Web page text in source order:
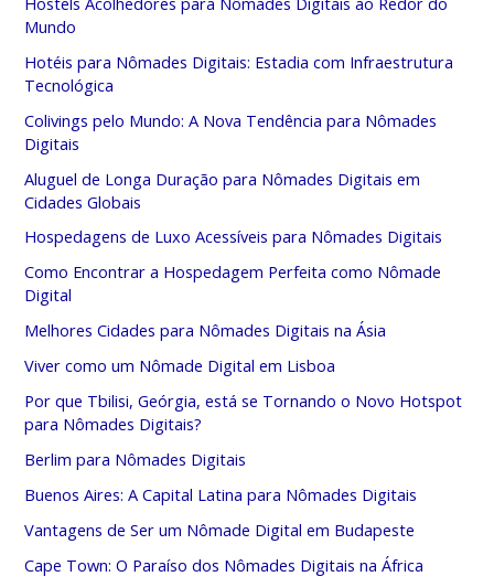
Mundo
Hotéis para Nômades Digitais: Estadia com Infraestrutura
Tecnológica
Colivings pelo Mundo: A Nova Tendência para Nômades
Digitais
Aluguel de Longa Duração para Nômades Digitais em
Cidades Globais
Hospedagens de Luxo Acessíveis para Nômades Digitais
Como Encontrar a Hospedagem Perfeita como Nômade
Digital
Melhores Cidades para Nômades Digitais na Ásia
Viver como um Nômade Digital em Lisboa
Por que Tbilisi, Geórgia, está se Tornando o Novo Hotspot
para Nômades Digitais?
Berlim para Nômades Digitais
Buenos Aires: A Capital Latina para Nômades Digitais
Vantagens de Ser um Nômade Digital em Budapeste
Cape Town: O Paraíso dos Nômades Digitais na África